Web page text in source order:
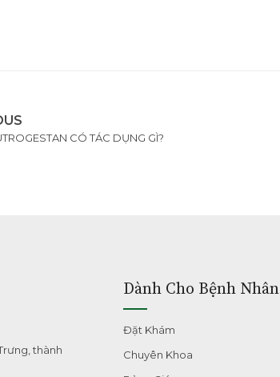
CÓ TÁC DỤNG GÌ?
thành
Dành Cho Bệnh Nhân
Đặt Khám
Chuyên Khoa